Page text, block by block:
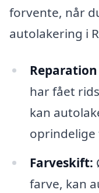
forvente, når
autolakering i
har fået
kan
oprindelige
Farveskift:
farve, kan